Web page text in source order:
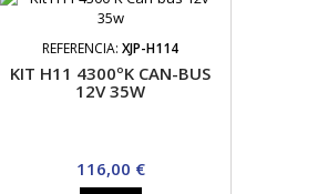
REFERENCIA:XJP-H114
KIT H11 4300ºK CAN-BUS
12V 35W
Precio
116,00 €